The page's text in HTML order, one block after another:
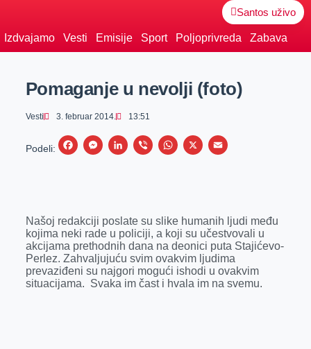
Santos uživo
Izdvajamo Vesti Emisije Sport Poljoprivreda Zabava
Pomaganje u nevolji (foto)
Vesti 3. februar 2014. 13:51
Podeli:
F
b
o
o
k
M
e
n
g
e
L
e
d
I
n
V
r
W
s
A
p
p
X
E
l
Našoj redakciji poslate su slike humanih ljudi među
kojima neki rade u policiji, a koji su učestvovali u
akcijama prethodnih dana na deonici puta Stajićevo-
Perlez. Zahvaljujuću svim ovakvim ljudima
prevaziđeni su najgori mogući ishodi u ovakvim
situacijama. Svaka im čast i hvala im na svemu.